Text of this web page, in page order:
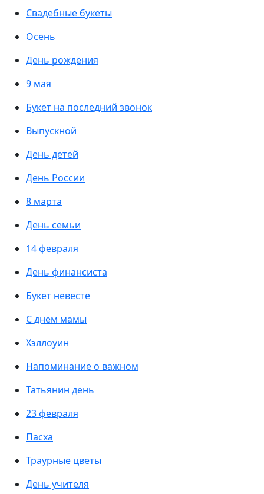
Свадебные букеты
Осень
День рождения
9 мая
Букет на последний звонок
Выпускной
День детей
День России
8 марта
День семьи
14 февраля
День финансиста
Букет невесте
С днем мамы
Хэллоуин
Напоминание о важном
Татьянин день
23 февраля
Пасха
Траурные цветы
День учителя